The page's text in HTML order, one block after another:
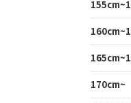
170cm~